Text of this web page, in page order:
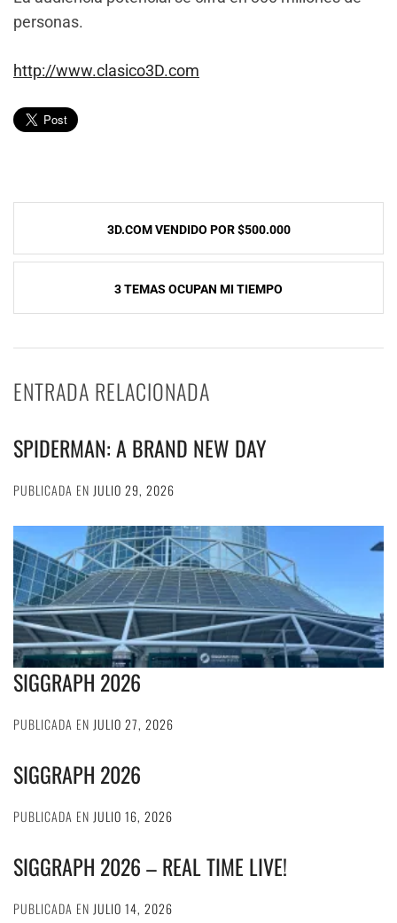
personas.
http://www.clasico3D.com
Navegación
de
3D.COM VENDIDO POR $500.000
3 TEMAS OCUPAN MI TIEMPO
ENTRADA RELACIONADA
SPIDERMAN: A BRAND NEW DAY
PUBLICADA EN JULIO 29, 2026
SIGGRAPH 2026
PUBLICADA EN JULIO 27, 2026
SIGGRAPH 2026
PUBLICADA EN JULIO 16, 2026
SIGGRAPH 2026 – REAL TIME LIVE!
PUBLICADA EN JULIO 14, 2026